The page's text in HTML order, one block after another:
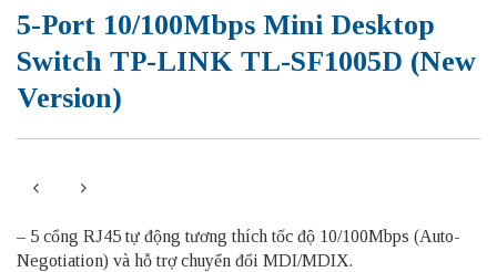
5-Port 10/100Mbps Mini Desktop
Switch TP-LINK TL-SF1005D (New
Version)
– 5 cổng RJ45 tự động tương thích tốc độ 10/100Mbps (Auto-
Negotiation) và hỗ trợ chuyển đổi MDI/MDIX.